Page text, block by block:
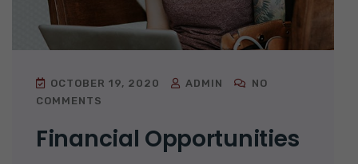
OCTOBER 19, 2020 ADMIN
NO
COMMENTS
Financial Opportunities